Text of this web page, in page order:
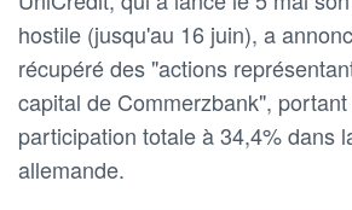
hostile (jusqu'au 16 juin), a
récupéré des "actions
capital de Commerzbank",
participation totale à 34,4% dans
allemande.